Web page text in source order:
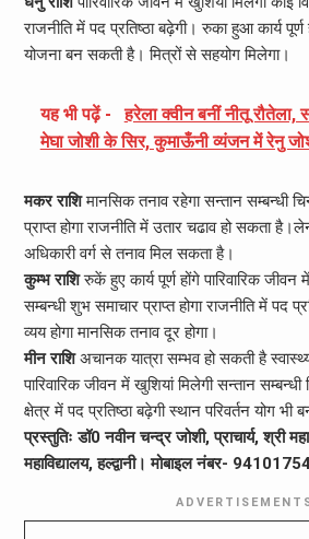
राजनीति में पद प्रतिष्ठा बढ़ेगी। रुका हुआ कार्य पूर्ण
योजना बन सकती है। मित्रों से सहयोग मिलेगा।
यह भी पढ़ें -
हरेला क्वीन बनीं नीतू रौतेला,
मेघा जोशी के सिर, कुमाऊँनी व्यंजन में रेनु
मकर राशिमानसिक तनाव रहेगा सन्तान सम्बन्धी
प्राप्त होगा राजनीति में उतार चढाव हो सकता
अधिकारी वर्ग से तनाव मिल सकता है।
कुम्भ राशिरुकें हुए कार्य पूर्ण होंगे पारिवारिक जीवन
सम्बन्धी शुभ समाचार प्राप्त होगा राजनीति में पद
व्यय होगा मानसिक तनाव दूर होगा।
मीन राशिअचानक यात्रा सम्भव हो सकती है
पारिवारिक जीवन में खुशियां मिलेगी सन्तान सम्बन्धी
क्षेत्र में पद प्रतिष्ठा बढ़ेगी स्थान परिवर्तन योग भी
प्रस्तुतिः डॉ0 नवीन चन्द्र जोशी, प्राचार्य, श्री
महाविद्यालय, हल्द्वानी। मोबाइल नंबर-